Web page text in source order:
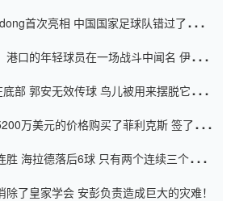
首次亮相 中国国家足球队错过了世界
口的年轻球员在一场战斗中闻名 伊万放
部 郭安无效传球 鸟儿被用来摆脱它
万美元的价格购买了菲利克斯 签了7年
海拉德落后6球 只有两个连续三个连续
了皇家学会 安彭负责造成巨大的灾难！